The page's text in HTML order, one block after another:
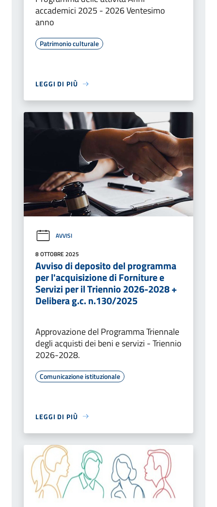
accademici 2025 - 2026 Ventesimo
anno
Patrimonio culturale
LEGGI DI PIÙ
AVVISI
8 OTTOBRE 2025
Avviso di deposito del programma
per l'acquisizione di Forniture e
Servizi per il Triennio 2026-2028 +
Delibera g.c. n.130/2025
Approvazione del Programma Triennale
degli acquisti dei beni e servizi - Triennio
2026-2028.
Comunicazione istituzionale
LEGGI DI PIÙ